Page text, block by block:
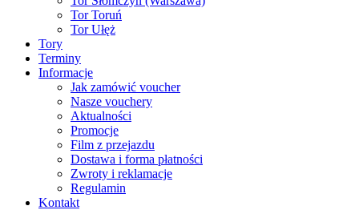
Tor Toruń
Tor Ułęż
Tory
Terminy
Informacje
Jak zamówić voucher
Nasze vouchery
Aktualności
Promocje
Film z przejazdu
Dostawa i forma płatności
Zwroty i reklamacje
Regulamin
Kontakt